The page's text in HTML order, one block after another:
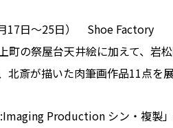
17日～25日） Shoe Factory
町の祭屋台天井絵に加えて、
斎が描いた肉筆画作品11点を
Production シン・複製